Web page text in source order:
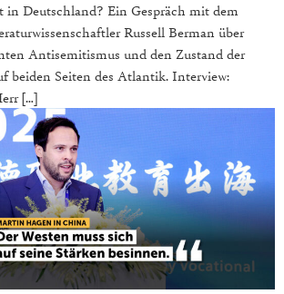
in Deutschland? Ein Gespräch mit dem
Russell Berman über
Antisemitismus und den Zustand der
beiden Seiten des Atlantik. Interview:
[…]